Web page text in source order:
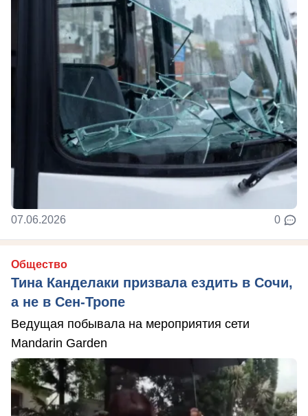
07.06.2026 0
Общество
Тина Канделаки призвала ездить в Сочи,
а не в Сен-Тропе
Ведущая побывала на мероприятия сети
Mandarin Garden